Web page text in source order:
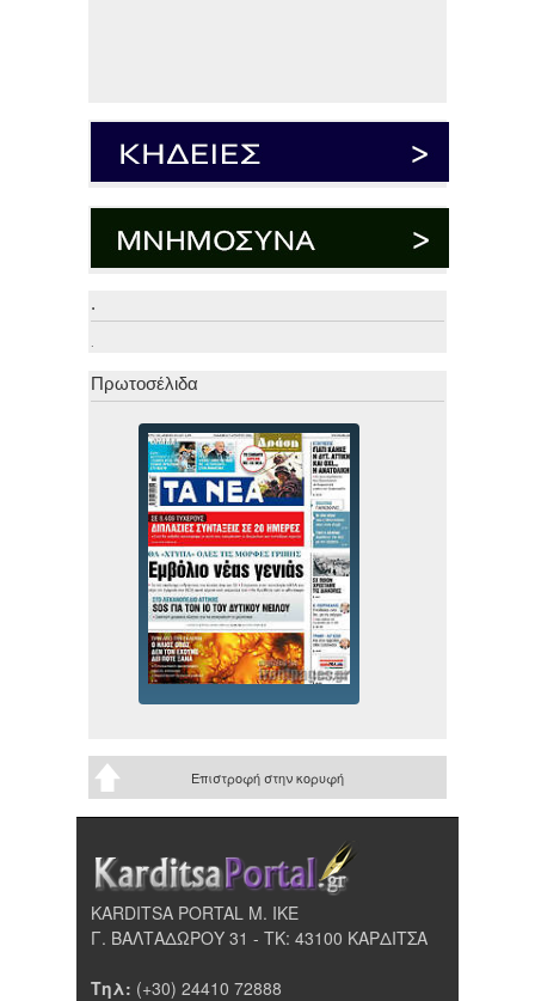
.
.
Πρωτοσέλιδα
Επιστροφή στην κορυφή
KARDITSA PORTAL Μ. ΙΚΕ
Γ. ΒΑΛΤΑΔΩΡΟΥ 31 - ΤΚ: 43100 ΚΑΡΔΙΤΣΑ
Τηλ: (+30) 24410 72888